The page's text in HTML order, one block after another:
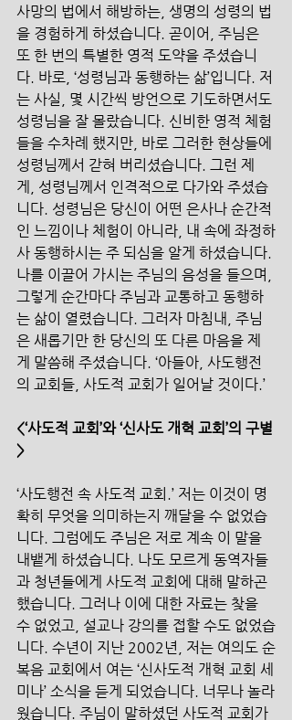
사망의 법에서 해방하는, 생명의 성령의 법
을 경험하게 하셨습니다. 곧이어, 주님은
또 한 번의 특별한 영적 도약을 주셨습니
다. 바로, ‘성령님과 동행하는 삶’입니다. 저
는 사실, 몇 시간씩 방언으로 기도하면서도
성령님을 잘 몰랐습니다. 신비한 영적 체험
들을 수차례 했지만, 바로 그러한 현상들에
성령님께서 갇혀 버리셨습니다. 그런 제
게, 성령님께서 인격적으로 다가와 주셨습
니다. 성령님은 당신이 어떤 은사나 순간적
인 느낌이나 체험이 아니라, 내 속에 좌정하
사 동행하시는 주 되심을 알게 하셨습니다.
나를 이끌어 가시는 주님의 음성을 들으며,
그렇게 순간마다 주님과 교통하고 동행하
는 삶이 열렸습니다. 그러자 마침내, 주님
은 새롭기만 한 당신의 또 다른 마음을 제
게 말씀해 주셨습니다. ‘아들아, 사도행전
의 교회들, 사도적 교회가 일어날 것이다.’
<‘사도적 교회’와 ‘신사도 개혁 교회’의 구별
>
‘사도행전 속 사도적 교회.’ 저는 이것이 명
확히 무엇을 의미하는지 깨달을 수 없었습
니다. 그럼에도 주님은 저로 계속 이 말을
내뱉게 하셨습니다. 나도 모르게 동역자들
과 청년들에게 사도적 교회에 대해 말하곤
했습니다. 그러나 이에 대한 자료는 찾을
수 없었고, 설교나 강의를 접할 수도 없었습
니다. 수년이 지난 2002년, 저는 여의도 순
복음 교회에서 여는 ‘신사도적 개혁 교회 세
미나’ 소식을 듣게 되었습니다. 너무나 놀라
웠습니다. 주님이 말하셨던 사도적 교회가